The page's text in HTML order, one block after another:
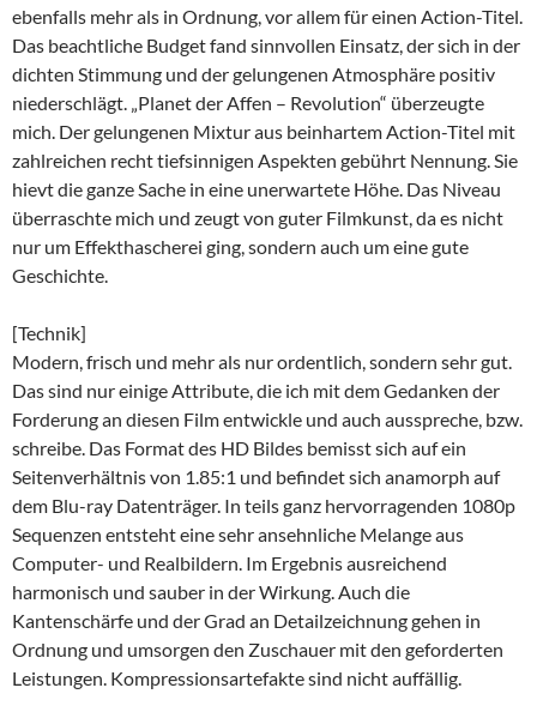
ebenfalls mehr als in Ordnung, vor allem für einen Action-Titel.
Das beachtliche Budget fand sinnvollen Einsatz, der sich in der
dichten Stimmung und der gelungenen Atmosphäre positiv
niederschlägt. „Planet der Affen – Revolution“ überzeugte
mich. Der gelungenen Mixtur aus beinhartem Action-Titel mit
zahlreichen recht tiefsinnigen Aspekten gebührt Nennung. Sie
hievt die ganze Sache in eine unerwartete Höhe. Das Niveau
überraschte mich und zeugt von guter Filmkunst, da es nicht
nur um Effekthascherei ging, sondern auch um eine gute
Geschichte.
[Technik]
Modern, frisch und mehr als nur ordentlich, sondern sehr gut.
Das sind nur einige Attribute, die ich mit dem Gedanken der
Forderung an diesen Film entwickle und auch ausspreche, bzw.
schreibe. Das Format des HD Bildes bemisst sich auf ein
Seitenverhältnis von 1.85:1 und befindet sich anamorph auf
dem Blu-ray Datenträger. In teils ganz hervorragenden 1080p
Sequenzen entsteht eine sehr ansehnliche Melange aus
Computer- und Realbildern. Im Ergebnis ausreichend
harmonisch und sauber in der Wirkung. Auch die
Kantenschärfe und der Grad an Detailzeichnung gehen in
Ordnung und umsorgen den Zuschauer mit den geforderten
Leistungen. Kompressionsartefakte sind nicht auffällig.